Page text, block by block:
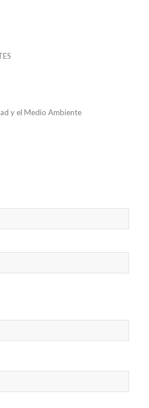
y el Medio Ambiente